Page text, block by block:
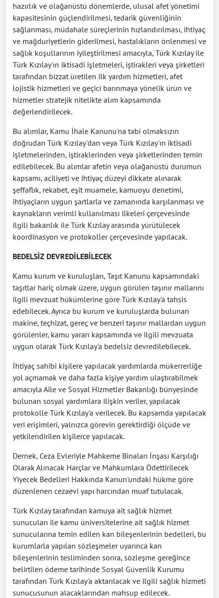
hazırlık ve olağanüstü dönemlerde, ulusal afet yönetimi
kapasitesinin güçlendirilmesi, tedarik güvenliğinin
sağlanması, müdahale süreçlerinin hızlandırılması, ihtiyaç
ve mağduriyetlerin giderilmesi, hastalıkların önlenmesi ve
sağlık koşullarının iyileştirilmesi amacıyla, Türk Kızılay ile
Türk Kızılay'ın iktisadi işletmeleri, iştirakleri veya şirketleri
tarafından bizzat üretilen ilk yardım hizmetleri, afet
lojistik hizmetleri ve geçici barınmaya yönelik ürün ve
hizmetler stratejik nitelikte alım kapsamında
değerlendirilecek.
Bu alımlar, Kamu İhale Kanunu'na tabi olmaksızın
doğrudan Türk Kızılay'dan veya Türk Kızılay'ın iktisadi
işletmelerinden, iştiraklerinden veya şirketlerinden temin
edilebilecek. Bu alımlar afetin veya olağanüstü durumun
kapsamı, aciliyeti ve ihtiyaç düzeyi dikkate alınarak
şeffaflık, rekabet, eşit muamele, kamuoyu denetimi,
ihtiyaçların uygun şartlarla ve zamanında karşılanması ve
kaynakların verimli kullanılması ilkeleri çerçevesinde
ilgili bakanlık ile Türk Kızılay arasında yürütülecek
koordinasyon ve protokoller çerçevesinde yapılacak.
BEDELSİZ DEVREDİLEBİLECEK
Kamu kurum ve kuruluşları, Taşıt Kanunu kapsamındaki
taşıtlar hariç olmak üzere, uygun görülen taşınır mallarını
ilgili mevzuat hükümlerine göre Türk Kızılay'a tahsis
edebilecek. Ayrıca bu kurum ve kuruluşlarda bulunan
makine, teçhizat, gereç ve benzeri taşınır mallardan uygun
görülenler, kamu yararı kapsamında ve ilgili mevzuata
uygun olarak Türk Kızılay'a bedelsiz devredilebilecek.
İhtiyaç sahibi kişilere yapılacak yardımlarda mükerrerliğe
yol açmamak ve daha fazla kişiye yardım ulaştırabilmek
amacıyla Aile ve Sosyal Hizmetler Bakanlığı bünyesinde
bulunan sosyal yardımlara ilişkin veriler, yapılacak
protokolle Türk Kızılay'a verilecek. Bu kapsamda yapılacak
veri erişimleri, yalnızca görevin gerektirdiği ölçüde ve
yetkilendirilen kişilerce yapılacak.
Dernek, Ceza Evleriyle Mahkeme Binaları İnşası Karşılığı
Olarak Alınacak Harçlar ve Mahkumlara Ödettirilecek
Yiyecek Bedelleri Hakkında Kanun'undaki hükme göre
düzenlenen cezaevi yapı harcından muaf tutulacak.
Türk Kızılay tarafından kamuya ait sağlık hizmet
sunucuları ile kamu üniversitelerine ait sağlık hizmet
sunucularına temin edilen kan bileşenlerinin bedelleri, bu
kurumlarla yapılan sözleşmeler uyarınca kan
bileşenlerinin tesliminden sonra, sözleşme gereğince
belirtilen ödeme tarihinde Sosyal Güvenlik Kurumu
tarafından Türk Kızılay'a aktarılacak ve ilgili sağlık hizmeti
sunucusunun alacaklarından mahsup edilecek.